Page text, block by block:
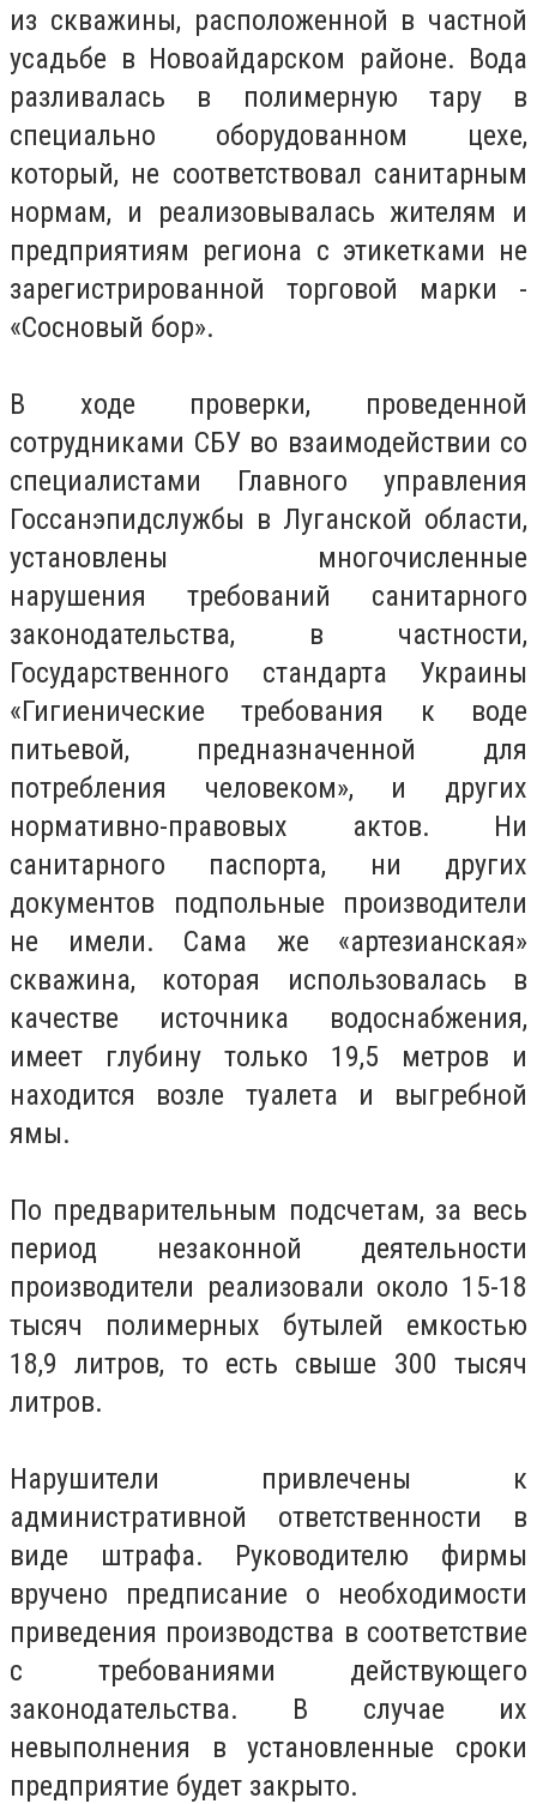
из скважины, расположенной в частной
усадьбе в Новоайдарском районе. Вода
разливалась в полимерную тару в
специально оборудованном цехе,
который, не соответствовал санитарным
нормам, и реализовывалась жителям и
предприятиям региона с этикетками не
зарегистрированной торговой марки -
«Сосновый бор».
В ходе проверки, проведенной
сотрудниками СБУ во взаимодействии со
специалистами Главного управления
Госсанэпидслужбы в Луганской области,
установлены многочисленные
нарушения требований санитарного
законодательства, в частности,
Государственного стандарта Украины
«Гигиенические требования к воде
питьевой, предназначенной для
потребления человеком», и других
нормативно-правовых актов. Ни
санитарного паспорта, ни других
документов подпольные производители
не имели. Сама же «артезианская»
скважина, которая использовалась в
качестве источника водоснабжения,
имеет глубину только 19,5 метров и
находится возле туалета и выгребной
ямы.
По предварительным подсчетам, за весь
период незаконной деятельности
производители реализовали около 15-18
тысяч полимерных бутылей емкостью
18,9 литров, то есть свыше 300 тысяч
литров.
Нарушители привлечены к
административной ответственности в
виде штрафа. Руководителю фирмы
вручено предписание о необходимости
приведения производства в соответствие
с требованиями действующего
законодательства. В случае их
невыполнения в установленные сроки
предприятие будет закрыто.